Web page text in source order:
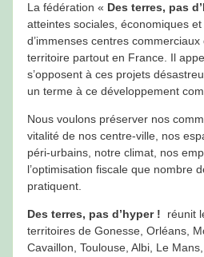
La fédération « Des terres, pas
atteintes sociales, économiques
d’immenses centres
territoire partout en France. Il
s’opposent à ces projets
un terme à ce développement
Nous voulons préserver nos
vitalité de nos centre-ville, nos
péri-urbains, notre climat, nos
l’optimisation fiscale que nombre
pratiquent.
Des terres, pas d’hyper ! réunit
territoires de Gonesse, Orléans,
Cavaillon, Toulouse, Albi, Le